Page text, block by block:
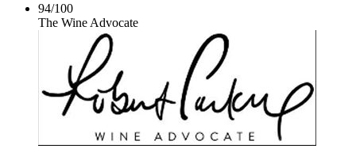
94/100
The Wine Advocate